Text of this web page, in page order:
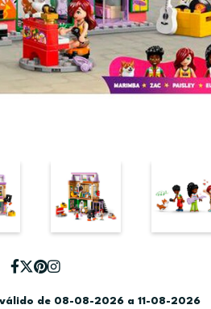
de 08-08-2026 a 11-08-2026